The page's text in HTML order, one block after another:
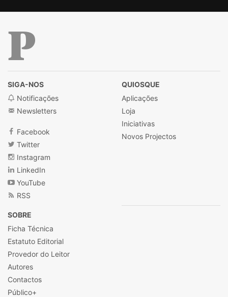
SIGA-NOS
Notificações
Newsletters
Facebook
Twitter
Instagram
LinkedIn
YouTube
RSS
QUIOSQUE
Aplicações
Loja
Iniciativas
Novos Projectos
SOBRE
Ficha Técnica
Estatuto Editorial
Provedor do Leitor
Autores
Contactos
Público+